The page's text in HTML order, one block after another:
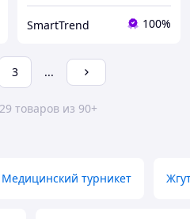
SmartTrend 100%
3 ...
товаров из 90+
Медицинский турникет